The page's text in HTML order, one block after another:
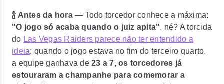
🍾 Antes da hora — Todo torcedor conhece a máxima:
"O jogo só acaba quando o juiz apita", né? A torcida
do Las Vegas Raiders parece não ter entendido a
ideia: quando o jogo estava no fim do terceiro quarto,
a equipe ganhava de 23 a 7, os torcedores já
estouraram a champanhe para comemorar a